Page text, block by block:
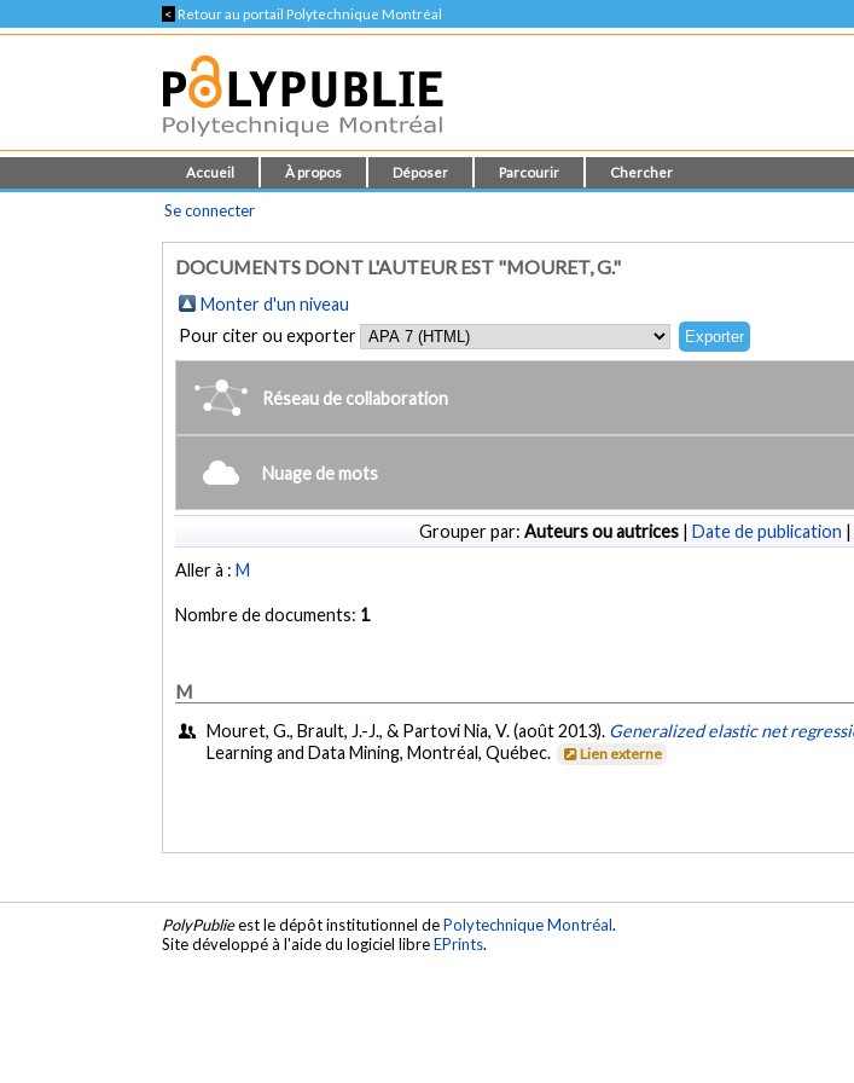
< Retour au portail Polytechnique Montréal
Accueil À propos Déposer Parcourir Chercher
Se connecter
DOCUMENTS DONT L'AUTEUR EST "MOURET, G."
Monter d'un niveau
Pour citer ou exporter
Réseau de collaboration
Nuage de mots
Grouper par: Auteurs ou autrices | Date de publication |
Aller à :M
Nombre de documents: 1
M
Mouret, G., Brault, J.-J., & Partovi Nia, V. (août 2013). Generalized elastic net
Learning and Data Mining, Montréal, Québec.
Lien externe
PolyPublieest le dépôt institutionnel dePolytechnique Montréal.
Site développé à l'aide du logiciel libreEPrints.